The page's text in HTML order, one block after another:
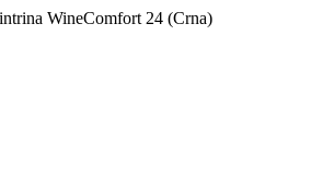
WineComfort 24 (Crna)